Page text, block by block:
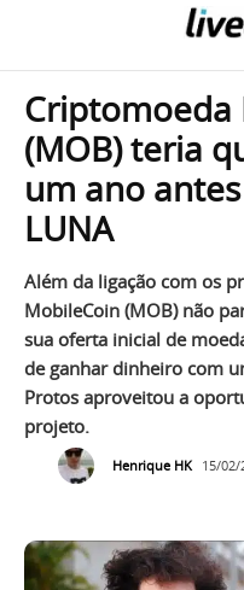
Criptomoeda
(MOB) teria
um ano
LUNA
Além da ligação com os
MobileCoin (MOB) não
sua oferta inicial de
de ganhar dinheiro com
Protos aproveitou a
projeto.
Henrique HK 15/02/